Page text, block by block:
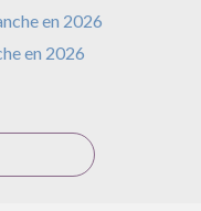
en 2026